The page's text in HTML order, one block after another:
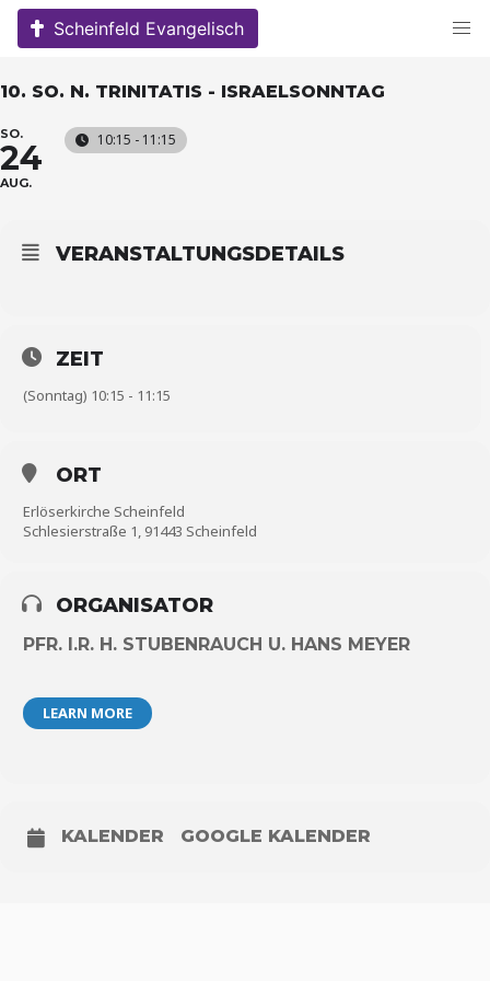
Skip
Scheinfeld Evangelisch
10. SO. N. TRINITATIS - ISRAELSONNTAG
SO.
24
AUG.
10:15 - 11:15
VERANSTALTUNGSDETAILS
ZEIT
(Sonntag) 10:15 - 11:15
ORT
Erlöserkirche Scheinfeld
Schlesierstraße 1, 91443 Scheinfeld
ORGANISATOR
PFR. I.R. H. STUBENRAUCH U. HANS MEYER
LEARN MORE
KALENDER GOOGLE KALENDER